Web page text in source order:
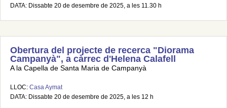
DATA: Dissabte 20 de desembre de 2025, a les 11.30 h
Obertura del projecte de recerca "Diorama
Campanyà", a càrrec d'Helena Calafell
A la Capella de Santa Maria de Campanyà
LLOC: Casa Aymat
DATA: Dissabte 20 de desembre de 2025, a les 12 h